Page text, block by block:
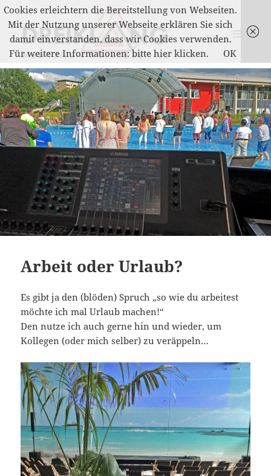
DREIKLANG
MENÜ
UND
WIDGETS
Arbeit oder Urlaub?
Es gibt ja den (blöden) Spruch „so wie du arbeitest
möchte ich mal Urlaub machen!“
Den nutze ich auch gerne hin und wieder, um
Kollegen (oder mich selber) zu veräppeln…
Cookies erleichtern die Bereitstellung von Webseiten.
Mit der Nutzung unserer Webseite erklären Sie sich
damit einverstanden, dass wir Cookies verwenden.
Für weitere Informationen: bitte hier klicken.
OK